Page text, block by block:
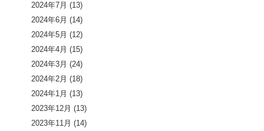
2024年7月 (13)
2024年6月 (14)
2024年5月 (12)
2024年4月 (15)
2024年3月 (24)
2024年2月 (18)
2024年1月 (13)
2023年12月 (13)
2023年11月 (14)